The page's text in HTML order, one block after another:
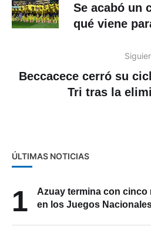
Se acabó un
qué viene
Beccacece cerró su
Tri tras la
ÚLTIMAS NOTICIAS
1
Azuay termina con cinco
en los Juegos